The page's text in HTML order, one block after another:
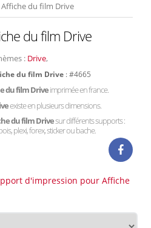
Affiche du film Drive
du film Drive
: Drive,
du film Drive : #4665
du film Driveimprimée en france.
existe en plusieurs dimensions.
du film Drivesur différents supports :
plexi, forex, sticker ou bache.
d'impression pour Affiche